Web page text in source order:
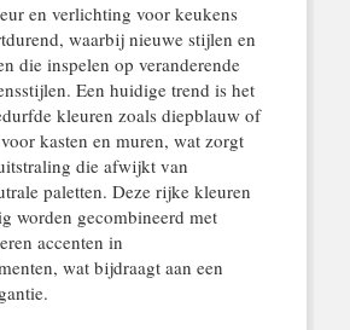
en verlichting voor keukens
waarbij nieuwe stijlen en
die inspelen op veranderende
Een huidige trend is het
kleuren zoals diepblauw of
kasten en muren, wat zorgt
die afwijkt van
paletten. Deze rijke kleuren
worden gecombineerd met
accenten in
wat bijdraagt aan een